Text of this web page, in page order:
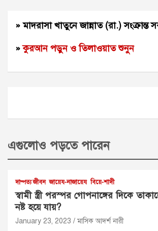
» মাদরাসা খাতুনে জান্নাত (রা.)
» কুরআন পড়ুন ও তিলাওয়াত শুনুন
এগুলোও পড়তে পারেন
দাম্পত্য জীবন জায়েয-নাজায়েয বিয়ে-শাদী
স্বামী স্ত্রী পরস্পর গোপনাঙ্গের দিকে
নষ্ট হয়ে যায়?
January 23, 2023 মাসিক আদর্শ নারী